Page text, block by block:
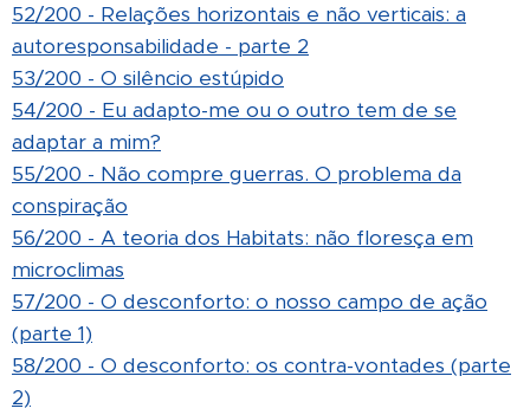
52/200 - Relações horizontais e não verticais: a
autoresponsabilidade - parte 2
53/200 - O silêncio estúpido
54/200 - Eu adapto-me ou o outro tem de se
adaptar a mim?
55/200 - Não compre guerras. O problema da
conspiração
56/200 - A teoria dos Habitats: não floresça em
microclimas
57/200 - O desconforto: o nosso campo de ação
(parte 1)
58/200 - O desconforto: os contra-vontades (parte
2)